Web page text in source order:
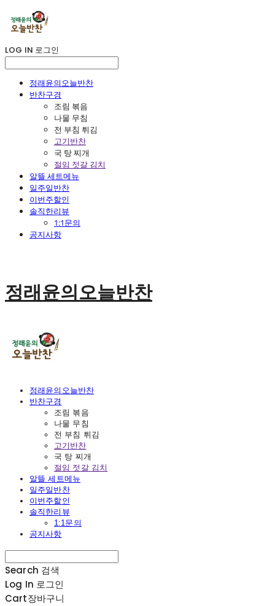
LOG IN 로그인
정래윤의오늘반찬
반찬구경
조림 볶음
나물 무침
전 부침 튀김
고기반찬
국 탕 찌개
절임 젓갈 김치
알뜰 세트메뉴
일주일반찬
이번주할인
솔직한리뷰
1:1문의
공지사항
정래윤의오늘반찬
정래윤의오늘반찬
반찬구경
조림 볶음
나물 무침
전 부침 튀김
고기반찬
국 탕 찌개
절임 젓갈 김치
알뜰 세트메뉴
일주일반찬
이번주할인
솔직한리뷰
1:1문의
공지사항
Search 검색
Log In 로그인
Cart장바구니